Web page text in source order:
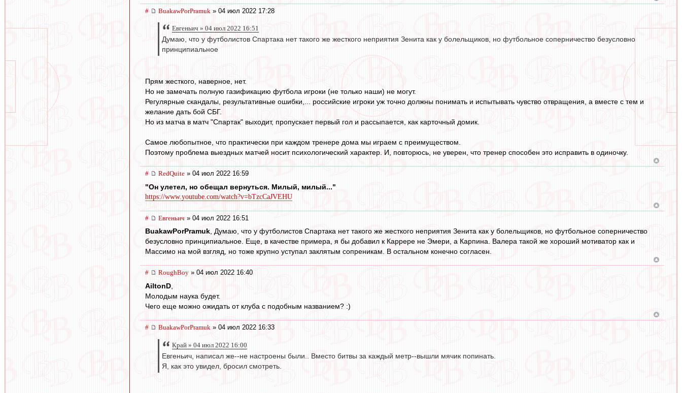
# BuakawPorPramuk » 04 июл 2022 17:28
Евгеньич » 04 июл 2022 16:51
Думаю, что у футболистов Спартака нет такого же жесткого неприятия Зенита как у болельщиков, но футбольное соперничество безусловно
принципиальное
Прям жесткого, наверное, нет.
Но не замечать полную газификацию футбола игроки (не только наши) не могут.
Регулярные скандалы, результативные ошибки,... российские игроки уж точно должны понимать и испытывать чувство отвращения, а вместе с тем и
желание дать бой СБГ.
Но из матча в матч "Спартак" выходит, пропускает первый гол и рассыпается, как карточный домик.
Самое любопытное, что практически при каждом тренере дома мы играем с преимуществом.
Поэтому проблема выездных матчей носит психологический характер. И, повторюсь, не уверен, что тренер способен это исправить в одиночку.
# RedQuite » 04 июл 2022 16:59
"Он улетел, но обещал вернуться. Милый, милый..."
https://www.youtube.com/watch?v=bTzcCaJVEHU
# Евгеньич » 04 июл 2022 16:51
BuakawPorPramuk, Думаю, что у футболистов Спартака нет такого же жесткого неприятия Зенита как у болельщиков, но футбольное соперничество
безусловно принципиальное. Еще, в качестве примера, я бы добавил к Каррере не Эмери, а Карпина. Валера такой же хороший мотиватор как и
Массимо на мой взгляд, но тоже крупно уступал заклятым сопреникам. В остальном конечно согласен.
# RoughBoy » 04 июл 2022 16:40
AiltonD
Молодым наука будет.
Чего еще можно ожидать от клуба с подобным названием? :)
# BuakawPorPramuk » 04 июл 2022 16:33
Край » 04 июл 2022 16:00
Евгеньич, написал же--не настроены были.. Вместо битвы за каждый метр--вышли мячик попинать.
Я, как это увидел, бросил смотреть.